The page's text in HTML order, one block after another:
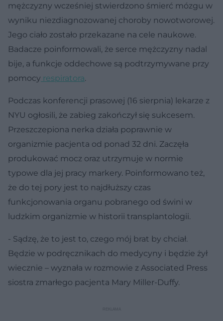
mężczyzny wcześniej stwierdzono śmierć mózgu w
wyniku niezdiagnozowanej choroby nowotworowej.
Jego ciało zostało przekazane na cele naukowe.
Badacze poinformowali, że serce mężczyzny nadal
bije, a funkcje oddechowe są podtrzymywane przy
pomocy respiratora.
Podczas konferencji prasowej (16 sierpnia) lekarze z
NYU ogłosili, że zabieg zakończył się sukcesem.
Przeszczepiona nerka działa poprawnie w
organizmie pacjenta od ponad 32 dni. Zaczęła
produkować mocz oraz utrzymuje w normie
typowe dla jej pracy markery. Poinformowano też,
że do tej pory jest to najdłuższy czas
funkcjonowania organu pobranego od świni w
ludzkim organizmie w historii transplantologii.
- Sądzę, że to jest to, czego mój brat by chciał.
Będzie w podręcznikach do medycyny i będzie żył
wiecznie – wyznała w rozmowie z Associated Press
siostra zmarłego pacjenta Mary Miller-Duffy.